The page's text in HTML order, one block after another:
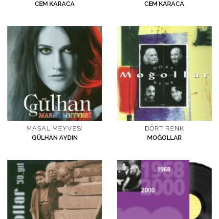
en
CEM KARACA CEM KARACA
MASAL MEYVESI
GÜLHAN AYDIN
DÖRT RENK
MOĞOLLAR